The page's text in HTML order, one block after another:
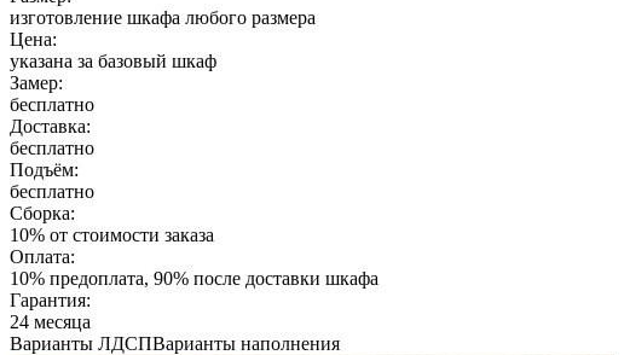
изготовление шкафа любого размера
Цена:
указана за базовый шкаф
Замер:
бесплатно
Доставка:
бесплатно
Подъём:
бесплатно
Сборка:
10% от стоимости заказа
Оплата:
10% предоплата, 90% после доставки шкафа
Гарантия:
24 месяца
Варианты ЛДСПВарианты наполнения